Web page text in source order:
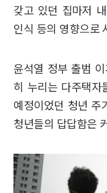
갖고 있던 집마저
인식 등의 영향으로
윤석열 정부 출범
히 누리는 다주택자
예정이었던 청년 주
청년들의 답답함은